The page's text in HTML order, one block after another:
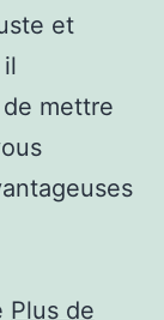
et
mettre
Plus de